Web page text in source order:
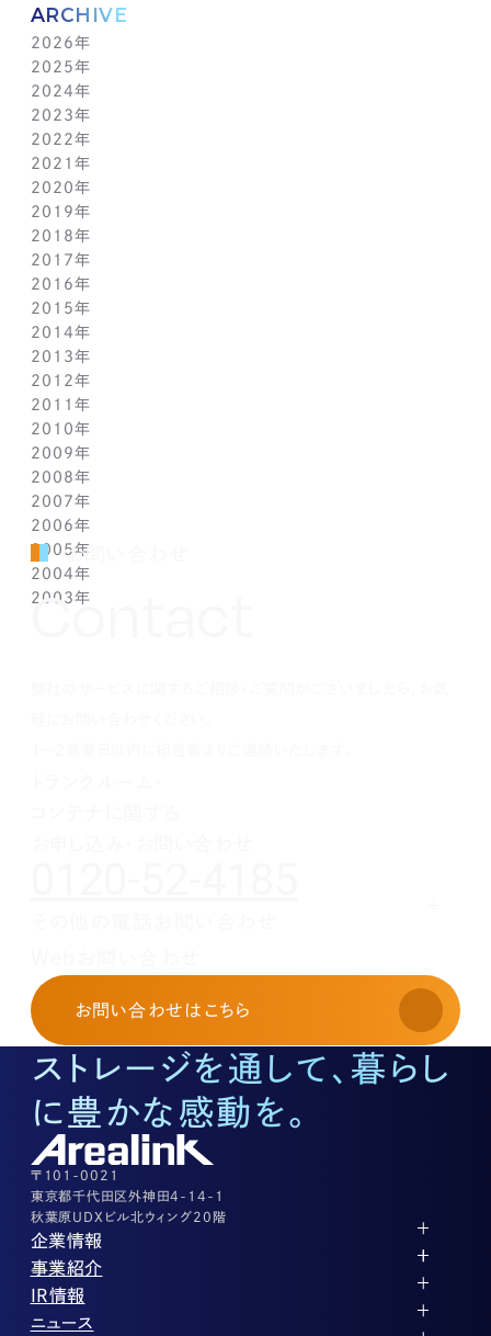
ARCHIVE
2026年
7月(1)
6月(1)
5月(1)
4月(1)
3月(1)
2月(1)
1月(1)
2025年
12月(1)
11月(1)
10月(1)
9月(1)
8月(1)
7月(1)
6月(1)
5月(1)
4月(1)
3月(1)
2月(1)
1月(2)
2024年
11月(1)
10月(1)
9月(1)
8月(1)
7月(1)
6月(1)
5月(1)
4月(1)
3月(1)
2月(1)
1月(2)
2023年
11月(1)
10月(1)
9月(1)
8月(1)
7月(1)
6月(1)
5月(1)
4月(1)
3月(1)
2月(1)
1月(2)
2022年
11月(1)
10月(1)
9月(1)
8月(1)
7月(1)
6月(1)
5月(1)
4月(1)
3月(2)
1月(2)
2021年
11月(1)
10月(1)
9月(1)
8月(1)
7月(1)
6月(1)
5月(1)
4月(1)
3月(1)
2月(1)
1月(2)
2020年
11月(2)
9月(2)
7月(1)
6月(2)
5月(2)
4月(3)
3月(2)
2月(1)
2019年
12月(2)
10月(1)
9月(2)
7月(1)
6月(2)
4月(1)
3月(1)
2月(1)
1月(1)
2018年
12月(1)
11月(1)
10月(1)
9月(2)
8月(1)
7月(1)
5月(1)
4月(1)
3月(1)
2月(1)
1月(1)
2017年
12月(1)
11月(1)
10月(1)
9月(1)
8月(1)
7月(1)
6月(1)
5月(1)
4月(1)
3月(1)
2月(1)
1月(1)
2016年
12月(1)
11月(1)
10月(1)
9月(1)
8月(1)
7月(1)
6月(1)
5月(1)
4月(1)
3月(1)
2月(1)
1月(1)
2015年
12月(1)
11月(1)
10月(1)
9月(1)
8月(1)
7月(1)
6月(1)
5月(1)
4月(1)
3月(1)
2月(1)
1月(1)
2014年
12月(1)
11月(1)
10月(1)
9月(1)
8月(1)
7月(1)
6月(1)
5月(1)
4月(1)
3月(1)
2月(1)
2013年
12月(1)
11月(1)
10月(1)
9月(1)
8月(1)
7月(1)
6月(1)
5月(1)
4月(1)
3月(1)
2012年
12月(1)
11月(1)
10月(1)
9月(1)
8月(1)
7月(1)
6月(1)
5月(1)
4月(1)
2011年
12月(1)
11月(1)
10月(1)
9月(1)
8月(1)
7月(1)
6月(1)
5月(1)
2010年
12月(1)
11月(1)
10月(1)
9月(1)
8月(1)
7月(1)
6月(1)
2009年
12月(1)
11月(1)
10月(1)
9月(1)
8月(1)
7月(1)
2008年
12月(1)
11月(1)
10月(1)
9月(1)
8月(1)
2007年
12月(1)
11月(1)
10月(1)
9月(1)
2006年
12月(1)
11月(1)
10月(1)
2005年
12月(1)
11月(1)
2004年
12月(1)
2003年
お問い合わせ
Contact
お申し込み・お問い合わせ
03-3526-8568
土地活用に関するお問い合わせ
03-3526-8574
底地に関するお問い合わせ
03-3526-8572
株式に関するお問い合わせ
03-3526-8556
その他上記に当てはまらない案件等
03-3526-8556
お問い合わせ はこちら
ストレージを通して、暮らし
に豊かな感動を。
〒101-0021
東京都千代田区外神田4-14-1
秋葉原UDXビル北ウィング20階
企業情報
代表メッセージ
企業理念
会社概要
事業紹介
ストレージ事業
パートナー制度
土地権利整備事業
IR情報
IRカレンダー
ニュース